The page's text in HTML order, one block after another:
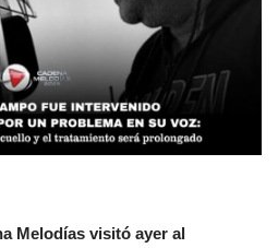
Melodías visitó ayer al